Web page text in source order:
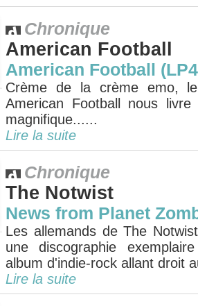
Chronique
American Football
American Football
Crème de la crème emo,
American Football nous
magnifique......
Lire la suite
Chronique
The Notwist
News from Planet
Les allemands de The
une discographie
album d'indie-rock allant droit
Lire la suite